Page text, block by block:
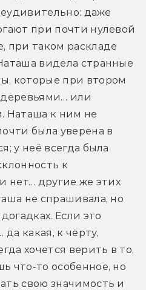
даже
при почти нулевой
при таком раскладе
видела странные
которые при втором
деревьями… или
Наташа к ним не
была уверена в
у неё всегда была
к
нет… другие же этих
не спрашивала, но
Если это
какая, к чёрту,
хочется верить в то,
что-то особенное, но
свою значимость и